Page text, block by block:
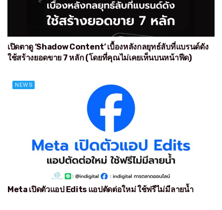
เปิดตาดู ‘Shadow Content’ เบื้องหลังกลยุทธ์ลับที่แบรนด์ดัง
ใช้สร้างยอดขาย 7 หลัก (โดยที่คุณไม่เคยเห็นบนหน้าฟีด)
NEWS
Meta เปิดตัวแอป Edits แอปตัดต่อใหม่ ใช้ฟรีไม่มีลายน้ำ